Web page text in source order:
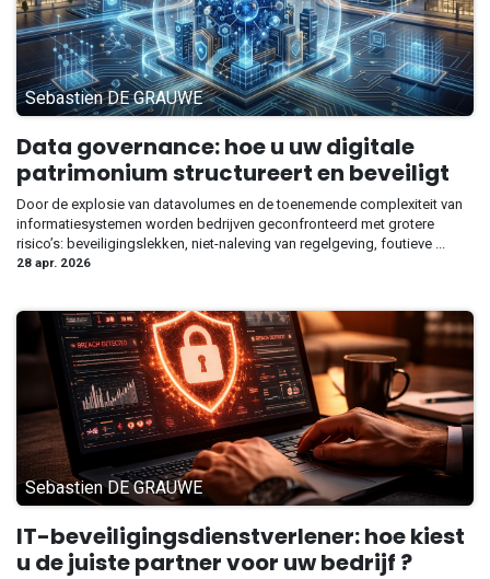
Sebastien DE GRAUWE
Data governance: hoe u uw digitale
patrimonium structureert en beveiligt
Door de explosie van datavolumes en de toenemende complexiteit van
informatiesystemen worden bedrijven geconfronteerd met grotere
risico’s: beveiligingslekken, niet-naleving van regelgeving, foutieve ...
28 apr. 2026
Sebastien DE GRAUWE
IT-beveiligingsdienstverlener: hoe kiest
u de juiste partner voor uw bedrijf ?